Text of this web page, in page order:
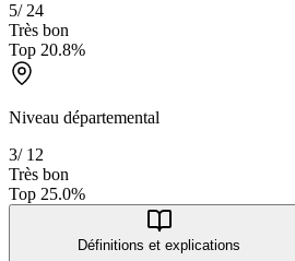
5/ 24
Très bon
Top 20.8%
Niveau départemental
3/ 12
Très bon
Top 25.0%
Définitions et explications